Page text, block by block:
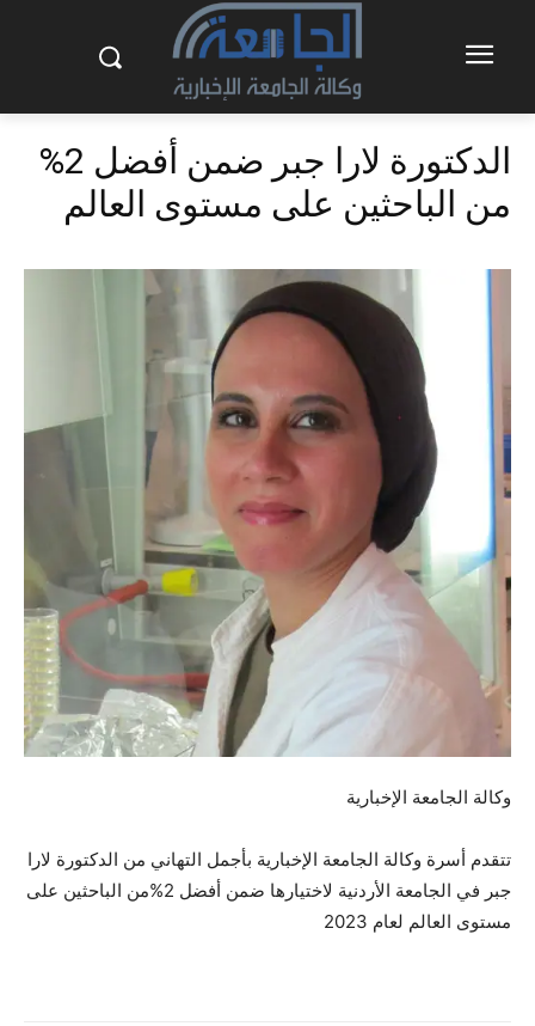
الدكتورة لارا جبر ضمن أفضل 2%
من الباحثين على مستوى العالم
وكالة الجامعة الإخبارية
تتقدم أسرة وكالة الجامعة الإخبارية بأجمل التهاني من الدكتورة لارا
جبر في الجامعة الأردنية لاختيارها ضمن أفضل 2%من الباحثين على
مستوى العالم لعام 2023